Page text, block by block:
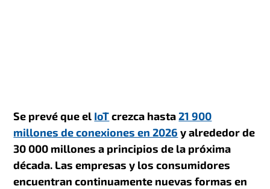
Se prevé queel IoTcrezca hasta21 900
millones de conexiones en 2026 y alrededor de
30 000 millones a principios de la próxima
década. Las empresas y los consumidores
encuentran continuamente nuevas formas en